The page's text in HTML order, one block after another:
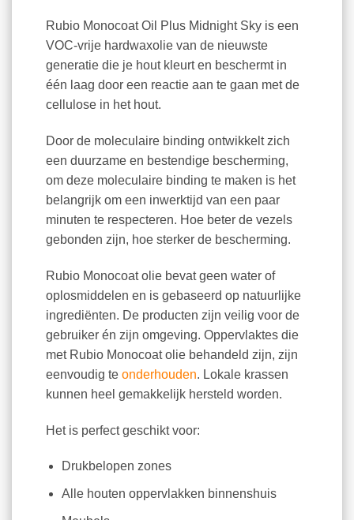
Rubio Monocoat Oil Plus Midnight Sky is een
VOC-vrije hardwaxolie van de nieuwste
generatie die je hout kleurt en beschermt in
één laag door een reactie aan te gaan met de
cellulose in het hout.
Door de moleculaire binding ontwikkelt zich
een duurzame en bestendige bescherming,
om deze moleculaire binding te maken is het
belangrijk om een inwerktijd van een paar
minuten te respecteren. Hoe beter de vezels
gebonden zijn, hoe sterker de bescherming.
Rubio Monocoat olie bevat geen water of
oplosmiddelen en is gebaseerd op natuurlijke
ingrediënten. De producten zijn veilig voor de
gebruiker én zijn omgeving. Oppervlaktes die
met Rubio Monocoat olie behandeld zijn, zijn
eenvoudig te onderhouden. Lokale krassen
kunnen heel gemakkelijk hersteld worden.
Het is perfect geschikt voor:
Drukbelopen zones
Alle houten oppervlakken binnenshuis